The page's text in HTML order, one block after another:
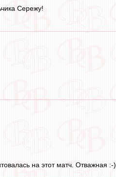
Сережу!
на этот матч. Отважная :-).